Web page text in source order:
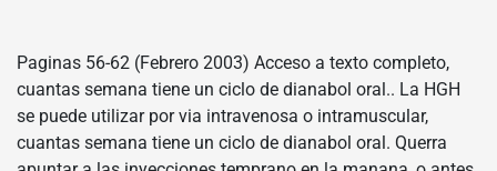
Paginas 56-62 (Febrero 2003) Acceso a texto completo,
cuantas semana tiene un ciclo de dianabol oral.. La HGH
se puede utilizar por via intravenosa o intramuscular,
cuantas semana tiene un ciclo de dianabol oral. Querra